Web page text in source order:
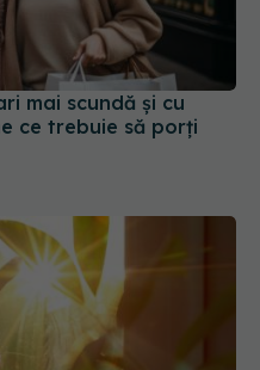
mai scundă și cu
ce trebuie să porți